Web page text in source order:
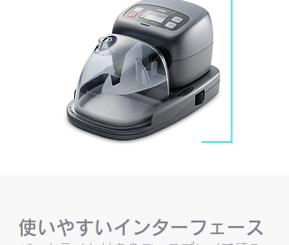
使いやすいインターフェース